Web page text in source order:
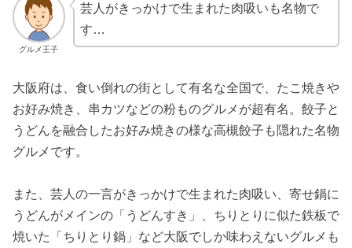
グルメ王子
芸人がきっかけで生まれた肉吸いも名物で
す…
大阪府は、食い倒れの街として有名な全国で、たこ焼きや
お好み焼き、串カツなどの粉ものグルメが超有名。餃子と
うどんを融合したお好み焼きの様な高槻餃子も隠れた名物
グルメです。
また、芸人の一言がきっかけで生まれた肉吸い、寄せ鍋に
うどんがメインの「うどんすき」、ちりとりに似た鉄板で
焼いた「ちりとり鍋」など大阪でしか味わえないグルメも